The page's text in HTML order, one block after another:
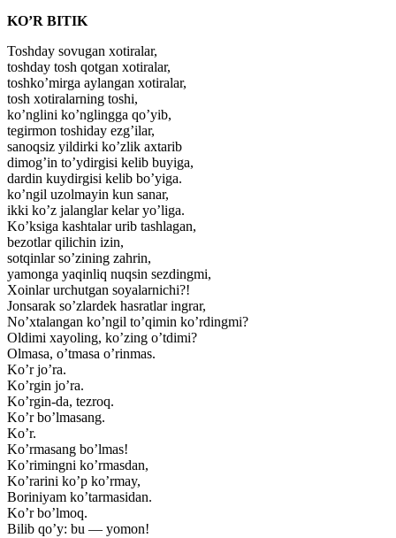
KO’R BITIK
Toshday sovugan xotiralar,
toshday tosh qotgan xotiralar,
toshko’mirga aylangan xotiralar,
tosh xotiralarning toshi,
ko’nglini ko’nglingga qo’yib,
tegirmon toshiday ezg’ilar,
sanoqsiz yildirki ko’zlik axtarib
dimog’in to’ydirgisi kelib buyiga,
dardin kuydirgisi kelib bo’yiga.
ko’ngil uzolmayin kun sanar,
ikki ko’z jalanglar kelar yo’liga.
Ko’ksiga kashtalar urib tashlagan,
bezotlar qilichin izin,
sotqinlar so’zining zahrin,
yamonga yaqinliq nuqsin sezdingmi,
Xoinlar urchutgan soyalarnichi?!
Jonsarak so’zlardek hasratlar ingrar,
No’xtalangan ko’ngil to’qimin ko’rdingmi?
Oldimi xayoling, ko’zing o’tdimi?
Olmasa, o’tmasa o’rinmas.
Ko’r jo’ra.
Ko’rgin jo’ra.
Ko’rgin-da, tezroq.
Ko’r bo’lmasang.
Ko’r.
Ko’rmasang bo’lmas!
Ko’rimingni ko’rmasdan,
Ko’rarini ko’p ko’rmay,
Boriniyam ko’tarmasidan.
Ko’r bo’lmoq.
Bilib qo’y: bu — yomon!